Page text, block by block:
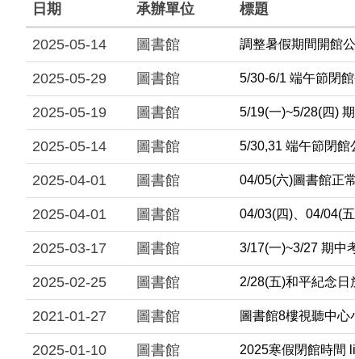
日期 承辦單位 標題
2025-05-14 圖書館 調整暑假期間開館
2025-05-29 圖書館 5/30-6/1 端午節閉
2025-05-19 圖書館 5/19(一)~5/28(四)
2025-05-14 圖書館 5/30,31 端午節閉
2025-04-01 圖書館 04/05(六)圖書館正
2025-04-01 圖書館 04/03(四)、04/04(
2025-03-17 圖書館 3/17(一)~3/27 期中
2025-02-25 圖書館 2/28(五)和平紀念
2021-01-27 圖書館 圖書館8樓視聽中心
2025-01-10 圖書館 2025寒假閉館時間